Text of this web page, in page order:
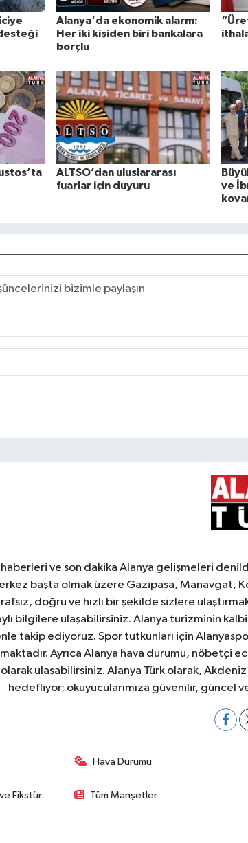
Alanya'da ekonomik alarm:
Her iki kişiden biri bankalara
borçlu
ALTSO’dan uluslararası
fuarlar için duyuru
ve
ve son dakika Alanya gelişmeleri
başta olmak üzere Gazipaşa, Manavgat,
doğru ve hızlı bir şekilde sizlere
bilgilere ulaşabilirsiniz. Alanya turizminin
takip ediyoruz. Spor tutkunları için
Ayrıca Alanya hava durumu, nöbetçi
ulaşabilirsiniz. Alanya Türk olarak,
hedefliyor; okuyucularımıza güvenilir, güncel
Hava Durumu
Fikstür Tüm Manşetler